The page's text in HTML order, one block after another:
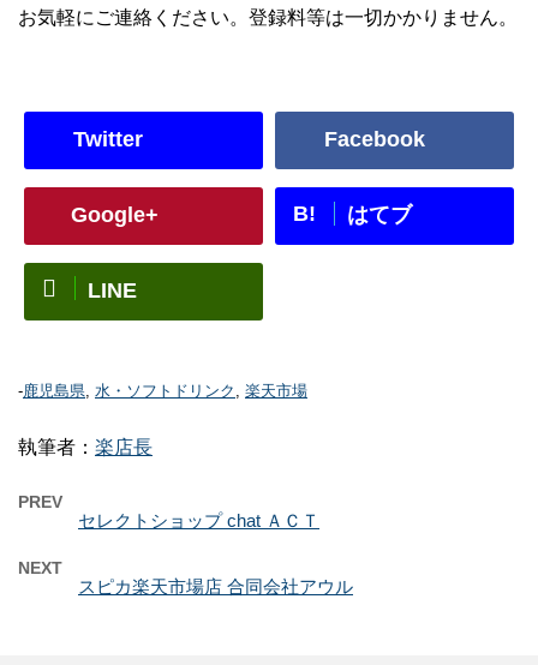
お気軽にご連絡ください。登録料等は一切かかりません。
Twitter Facebook
Google+ B! はてブ
LINE
-鹿児島県, 水・ソフトドリンク , 楽天市場
執筆者： 楽店長
PREV
セレクトショップ chat ＡＣＴ
NEXT
スピカ楽天市場店 合同会社アウル